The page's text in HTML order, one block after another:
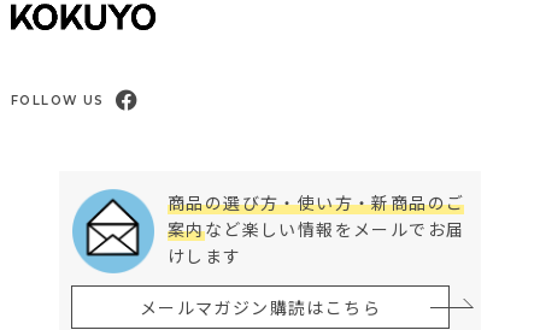
FOLLOW US
商品の選び方・使い方・新商品のご
案内など楽しい情報をメールでお届
けします
メールマガジン購読はこちら